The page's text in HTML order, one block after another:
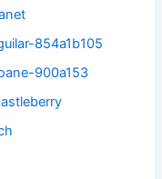
854a1b105
900a153